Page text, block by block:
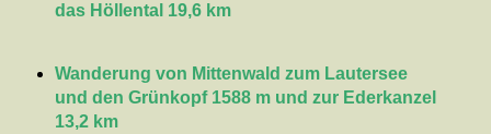
das Höllental 19,6 km
Wanderung von Mittenwald zum Lautersee
und den Grünkopf 1588 m und zur Ederkanzel
13,2 km